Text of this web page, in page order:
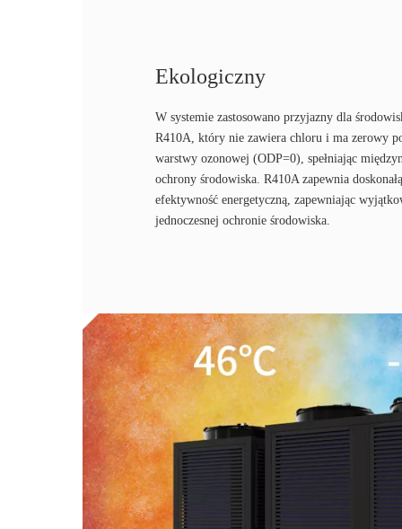
Ekologiczny
W systemie zastosowano przyjazny dla
R410A, który nie zawiera chloru i ma zerowy
warstwy ozonowej (ODP=0), spełniając
ochrony środowiska. R410A zapewnia
efektywność energetyczną, zapewniając
jednoczesnej ochronie środowiska.